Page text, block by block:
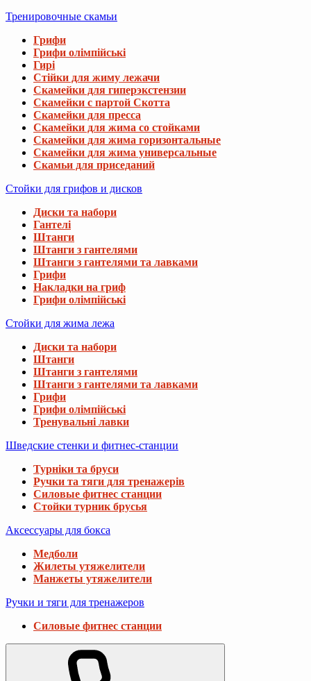
Тренировочные скамьи
Грифи
Грифи олімпійські
Гирі
Стійки для жиму лежачи
Скамейки для гиперэкстензии
Скамейки с партой Скотта
Скамейки для пресса
Скамейки для жима со стойками
Скамейки для жима горизонтальные
Скамейки для жима универсальные
Скамьи для приседаний
Стойки для грифов и дисков
Диски та набори
Гантелі
Штанги
Штанги з гантелями
Штанги з гантелями та лавками
Грифи
Накладки на гриф
Грифи олімпійські
Стойки для жима лежа
Диски та набори
Штанги
Штанги з гантелями
Штанги з гантелями та лавками
Грифи
Грифи олімпійські
Тренувальні лавки
Шведские стенки и фитнес-станции
Турніки та бруси
Ручки та тяги для тренажерів
Силовые фитнес станции
Стойки турник брусья
Аксессуары для бокса
Медболи
Жилеты утяжелители
Манжеты утяжелители
Ручки и тяги для тренажеров
Силовые фитнес станции